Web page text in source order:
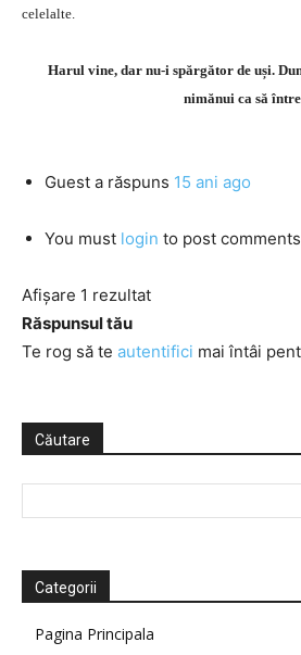
celelalte.
Harul vine, dar nu-i spărgător de uși.
nimănui ca să
Guest a răspuns 15 ani ago
You must login to post comments
Afișare 1 rezultat
Răspunsul tău
Te rog să te autentifici mai întâi
Căutare
Categorii
Pagina Principala